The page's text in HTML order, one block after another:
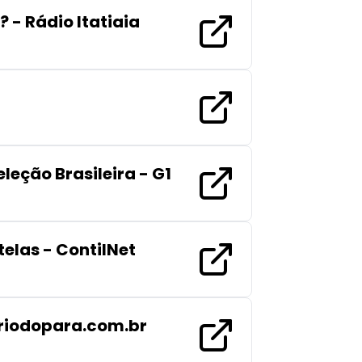
- Rádio Itatiaia
Brasileira - G1
- ContilNet